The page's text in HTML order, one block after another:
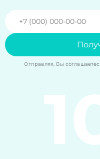
Отправляя, Вы